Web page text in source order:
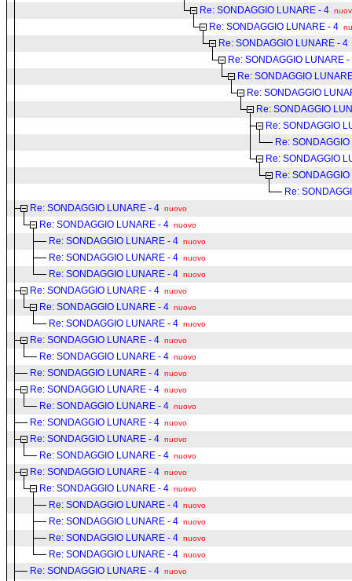
Re: SONDAGGIO LUNARE - 4
Re: SONDAGGIO LUNARE - 4
Re: SONDAGGIO LUNARE - 4
Re: SONDAGGIO LUNARE -
Re: SONDAGGIO
Re: SONDAGGIO
Re: SONDAGGIO
Re: SONDAGGIO
Re:
Re: SONDAGGIO
Re:
Re:
Re: SONDAGGIO LUNARE - 4 nuovo
Re: SONDAGGIO LUNARE - 4 nuovo
Re: SONDAGGIO LUNARE - 4 nuovo
Re: SONDAGGIO LUNARE - 4 nuovo
Re: SONDAGGIO LUNARE - 4 nuovo
Re: SONDAGGIO LUNARE - 4 nuovo
Re: SONDAGGIO LUNARE - 4 nuovo
Re: SONDAGGIO LUNARE - 4 nuovo
Re: SONDAGGIO LUNARE - 4 nuovo
Re: SONDAGGIO LUNARE - 4 nuovo
Re: SONDAGGIO LUNARE - 4 nuovo
Re: SONDAGGIO LUNARE - 4 nuovo
Re: SONDAGGIO LUNARE - 4 nuovo
Re: SONDAGGIO LUNARE - 4 nuovo
Re: SONDAGGIO LUNARE - 4 nuovo
Re: SONDAGGIO LUNARE - 4 nuovo
Re: SONDAGGIO LUNARE - 4 nuovo
Re: SONDAGGIO LUNARE - 4 nuovo
Re: SONDAGGIO LUNARE - 4 nuovo
Re: SONDAGGIO LUNARE - 4 nuovo
Re: SONDAGGIO LUNARE - 4 nuovo
Re: SONDAGGIO LUNARE - 4 nuovo
Re: SONDAGGIO LUNARE - 4 nuovo